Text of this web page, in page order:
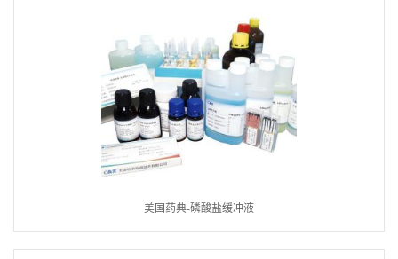
美国药典-磷酸盐缓冲液